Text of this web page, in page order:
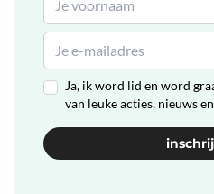
Ja, ik word lid en word
van leuke acties, nieuws